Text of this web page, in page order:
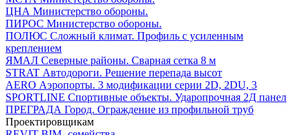
ЦНА Министерство обороны.
ПИРОС Министерство обороны.
ПОЛЮС Сложный климат. Профиль с усиленным
креплением
ЯМАЛ Северные районы. Сварная сетка 8 м
STRAT Автодороги. Решение перепада высот
AERO Аэропорты. 3 модификации серии 2D, 2DU, 3
SPORTLINE Спортивные объекты. Ударопрочная 2Д панел
ПРЕГРАДА Город. Ограждение из профильной труб
Проектировщикам